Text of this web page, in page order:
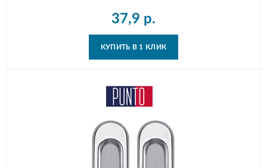
37,9 р.
КУПИТЬ В 1 КЛИК